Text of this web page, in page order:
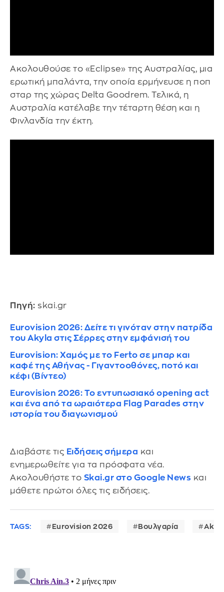
Ακολουθούσε το «Eclipse» της Αυστραλίας, μια
ερωτική μπαλάντα, την οποία ερμήνευσε η ποπ
σταρ της χώρας Delta Goodrem. Τελικά, η
Αυστραλία κατέλαβε την τέταρτη θέση και η
Φινλανδία την έκτη.
Πηγή: skai.gr
Eurovision 2026: Δείτε τι γινόταν στην πατρίδα
του Akyla στις Σέρρες στην εμφάνισή του
Eurovision: Χαμός με το Ferto σε μπαρ και
καφέ της Αθήνας - Γιγαντοοθόνες, ποτό και
κέφι (Βίντεο)
Eurovision 2026: Το εντυπωσιακό opening act
και ένα από τα ωραιότερα Flag Parades στην
ιστορία του διαγωνισμού
Διαβάστε τις Ειδήσεις σήμερα και
ενημερωθείτε για τα πρόσφατα νέα.
Ακολουθήστε το Skai.gr στο Google News και
μάθετε πρώτοι όλες τις ειδήσεις.
TAGS: Eurovision 2026 Βουλγαρία